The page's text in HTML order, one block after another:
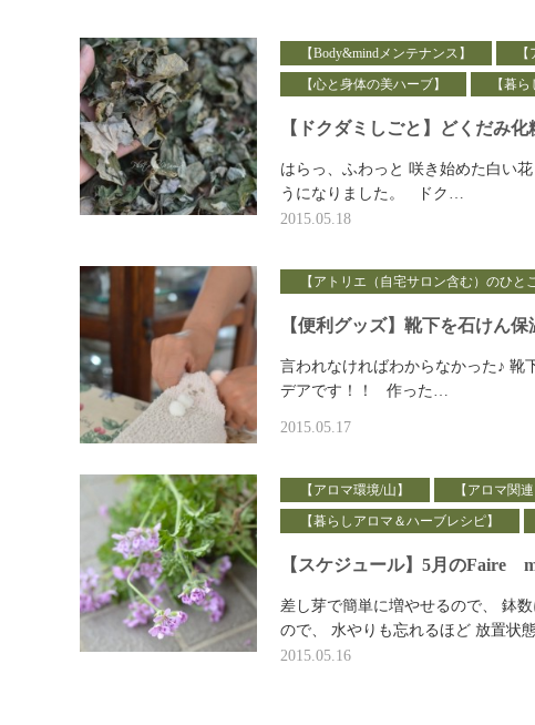
【Body&mindメンテナンス】
【心と身体の美ハーブ】
【暮
【ドクダミしごと】どくだみ
はらっ、ふわっと 咲き始めた白い
うになりました。 ドク…
2015.05.18
【アトリエ（自宅サロン含む）のひと
【便利グッズ】靴下を石けん
言われなければわからなかった♪
デアです！！ 作った…
2015.05.17
【アロマ環境/山】 【アロマ関連
【暮らしアロマ＆ハーブレシピ】
【スケジュール】5月のFaire
差し芽で簡単に増やせるので、 鉢
ので、 水やりも忘れるほど 放置状
2015.05.16